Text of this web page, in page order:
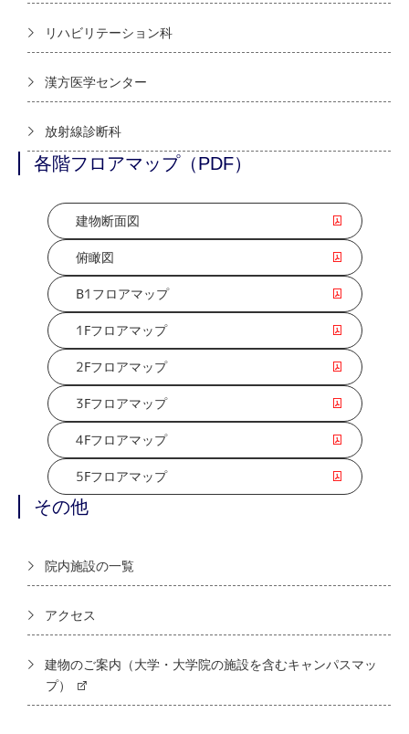
リハビリテーション科
漢方医学センター
放射線診断科
各階フロアマップ（PDF）
建物断面図
俯瞰図
B1フロアマップ
1Fフロアマップ
2Fフロアマップ
3Fフロアマップ
4Fフロアマップ
5Fフロアマップ
その他
院内施設の一覧
アクセス
建物のご案内（大学・大学院の施設を含むキャンパスマッ
プ）